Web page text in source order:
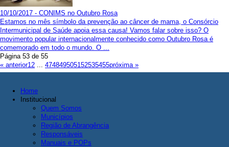
10/10/2017 - CONIMS no Outubro Rosa
Estamos no mês símbolo da prevenção ao câncer de mama, o Consórcio
Intermunicipal de Saúde apoia essa causa! Vamos falar sobre isso? O
movimento popular internacionalmente conhecido como Outubro Rosa é
comemorado em todo o mundo. O ...
Página 53 de 55
« anterior12 ... 474849505152535455próxima »
Home
Institucional
Quem Somos
Municípios
Região de Abrangência
Responsáveis
Manuais e POPs